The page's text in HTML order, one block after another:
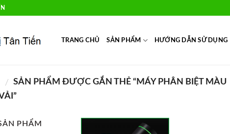
TRANG CHỦ SẢN PHẨM HƯỚNG DẪN SỬ DỤNG
/ SẢN PHẨM ĐƯỢC GẮN THẺ “MÁY PHÂN BIỆT MÀU
PHẨM